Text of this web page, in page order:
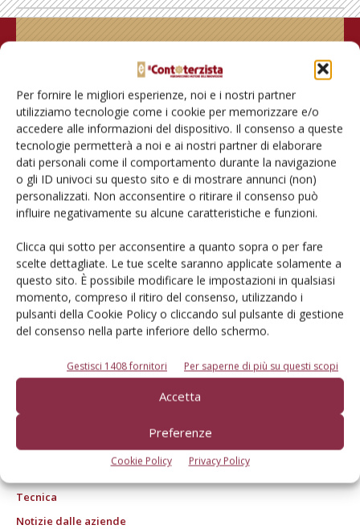
Per fornire le migliori esperienze, noi e i nostri partner
utilizziamo tecnologie come i cookie per memorizzare e/o
accedere alle informazioni del dispositivo. Il consenso a queste
tecnologie permetterà a noi e ai nostri partner di elaborare
dati personali come il comportamento durante la navigazione
o gli ID univoci su questo sito e di mostrare annunci (non)
personalizzati. Non acconsentire o ritirare il consenso può
influire negativamente su alcune caratteristiche e funzioni.
Clicca qui sotto per acconsentire a quanto sopra o per fare
scelte dettagliate. Le tue scelte saranno applicate solamente a
questo sito. È possibile modificare le impostazioni in qualsiasi
momento, compreso il ritiro del consenso, utilizzando i
pulsanti della Cookie Policy o cliccando sul pulsante di gestione
del consenso nella parte inferiore dello schermo.
Gestisci 1408 fornitori Per saperne di più su questi scopi
Accetta
Preferenze
Cookie Policy Privacy Policy
Rimani aggiornato sul mondo
dell’agricoltura
Iscriviti alle nostre newsletter
© Tecniche Nuove Spa. Tutti i diritti riservati. Sede legale Via Eritrea 21 -
20157 Milano | Codice fiscale, Partita IVA e Iscrizione al Registro delle
imprese di Milano: 00753480151
registrata presso il Tribunale di Bologna n. 6111 del 12/06/1992)
ROC "Poste italiane Spa sped. Abbonamento Postale DL 353/2003 conv. L.
27/02/2004 n. 46, art.1c.1: DCB Bologna" ROC n. 24344 dell'11 marzo 2014
Tecnica
Notizie dalle aziende